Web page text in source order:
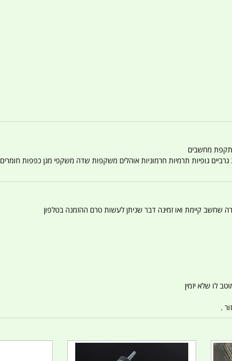
גופיות תרמיות חרמוניות אוהלים משקפות שדה משקפי מגן כפפות
שחשב קיימת ואו זמינה דבר שניתן לעשות טרם ההזמנה בטלפון
לו שלא יזמין
.